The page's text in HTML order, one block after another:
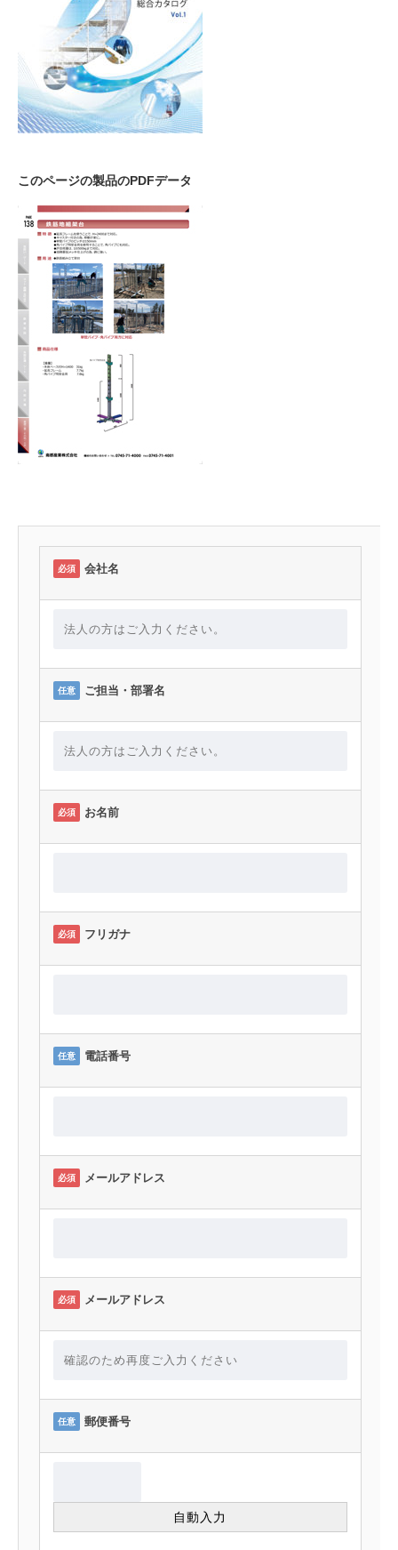
このページの製品のPDFデータ
必須 会社名
任意 ご担当・部署名
必須 お名前
必須 フリガナ
任意 電話番号
必須 メールアドレス
必須 メールアドレス
任意 郵便番号